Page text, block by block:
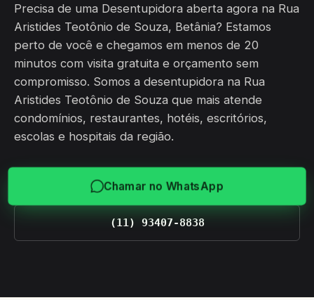
Precisa de uma Desentupidora aberta agora na Rua
Aristides Teotônio de Souza, Betânia? Estamos
perto de você e chegamos em menos de 20
minutos com visita gratuita e orçamento sem
compromisso. Somos a desentupidora na Rua
Aristides Teotônio de Souza que mais atende
condomínios, restaurantes, hotéis, escritórios,
escolas e hospitais da região.
Chamar no WhatsApp
(11) 93407-8838